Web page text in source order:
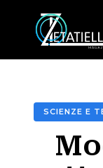
SCIENZE E